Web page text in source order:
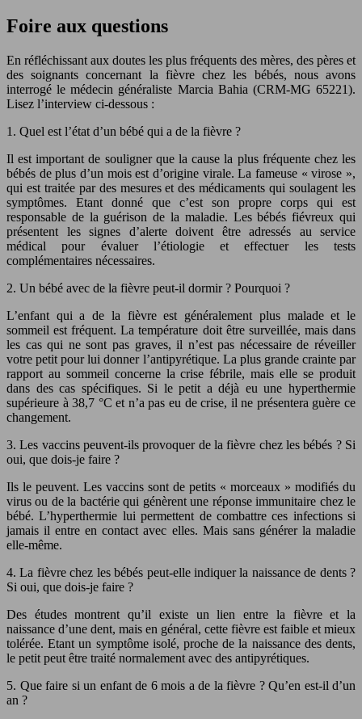
Foire aux questions
En réfléchissant aux doutes les plus fréquents des mères, des pères et
des soignants concernant la fièvre chez les bébés, nous avons
interrogé le médecin généraliste Marcia Bahia (CRM-MG 65221).
Lisez l’interview ci-dessous :
1. Quel est l’état d’un bébé qui a de la fièvre ?
Il est important de souligner que la cause la plus fréquente chez les
bébés de plus d’un mois est d’origine virale. La fameuse « virose »,
qui est traitée par des mesures et des médicaments qui soulagent les
symptômes. Etant donné que c’est son propre corps qui est
responsable de la guérison de la maladie. Les bébés fiévreux qui
présentent les signes d’alerte doivent être adressés au service
médical pour évaluer l’étiologie et effectuer les tests
complémentaires nécessaires.
2. Un bébé avec de la fièvre peut-il dormir ? Pourquoi ?
L’enfant qui a de la fièvre est généralement plus malade et le
sommeil est fréquent. La température doit être surveillée, mais dans
les cas qui ne sont pas graves, il n’est pas nécessaire de réveiller
votre petit pour lui donner l’antipyrétique. La plus grande crainte par
rapport au sommeil concerne la crise fébrile, mais elle se produit
dans des cas spécifiques. Si le petit a déjà eu une hyperthermie
supérieure à 38,7 °C et n’a pas eu de crise, il ne présentera guère ce
changement.
3. Les vaccins peuvent-ils provoquer de la fièvre chez les bébés ? Si
oui, que dois-je faire ?
Ils le peuvent. Les vaccins sont de petits « morceaux » modifiés du
virus ou de la bactérie qui génèrent une réponse immunitaire chez le
bébé. L’hyperthermie lui permettent de combattre ces infections si
jamais il entre en contact avec elles. Mais sans générer la maladie
elle-même.
4. La fièvre chez les bébés peut-elle indiquer la naissance de dents ?
Si oui, que dois-je faire ?
Des études montrent qu’il existe un lien entre la fièvre et la
naissance d’une dent, mais en général, cette fièvre est faible et mieux
tolérée. Etant un symptôme isolé, proche de la naissance des dents,
le petit peut être traité normalement avec des antipyrétiques.
5. Que faire si un enfant de 6 mois a de la fièvre ? Qu’en est-il d’un
an ?